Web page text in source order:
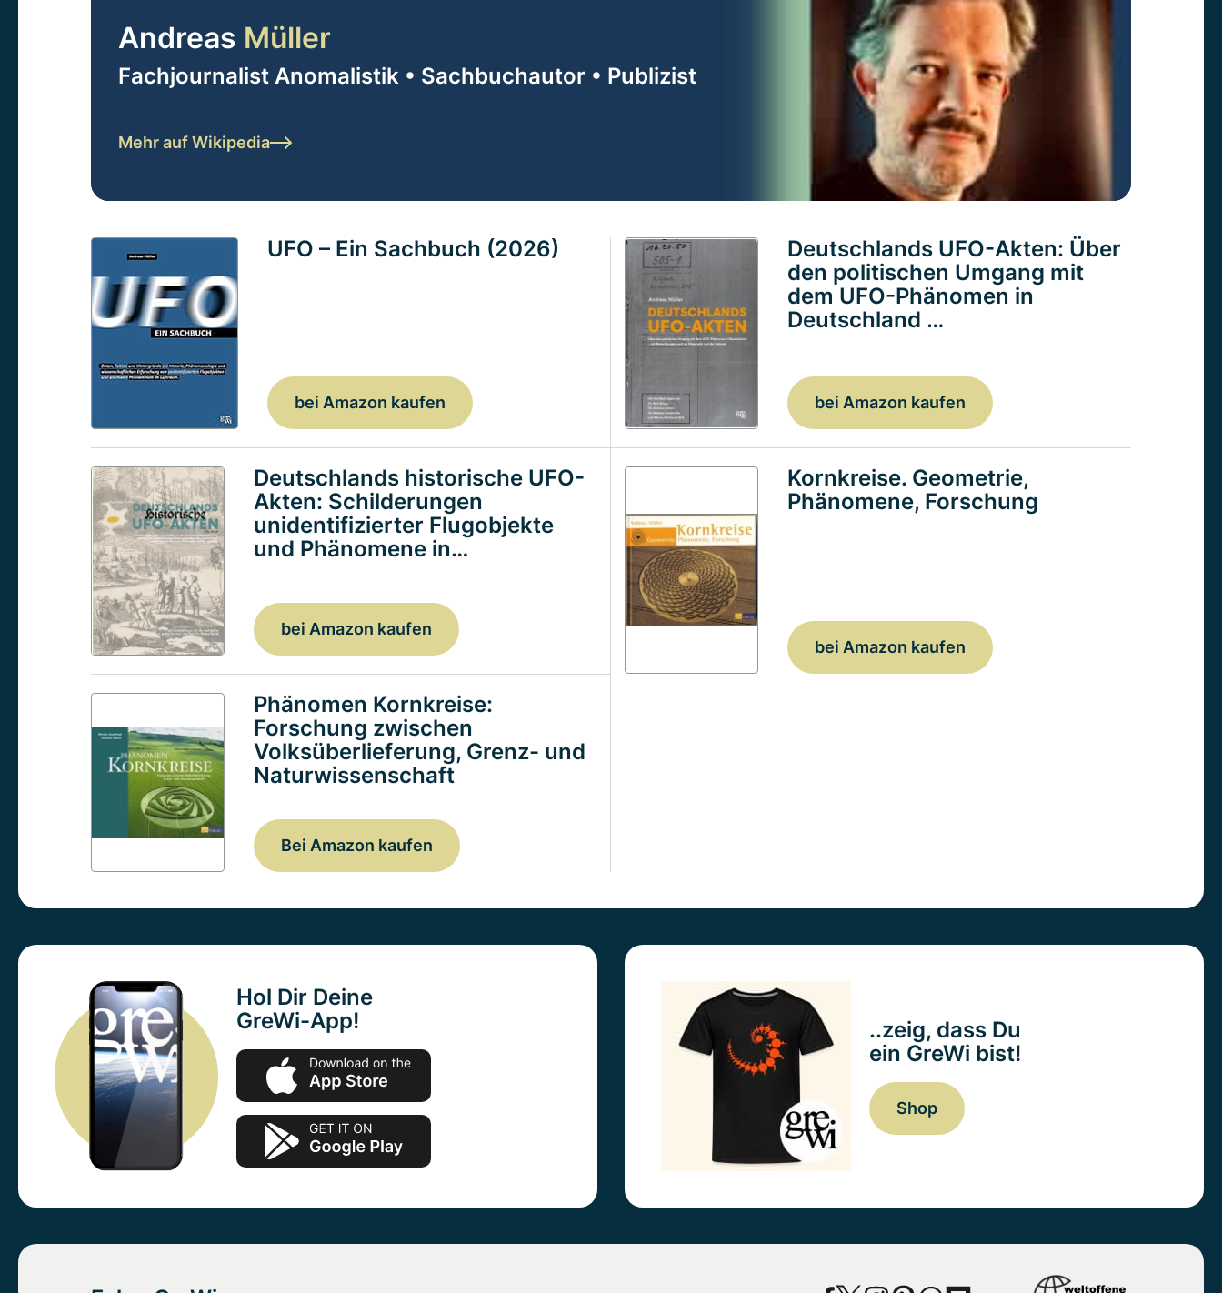
Andreas Müller
Fachjournalist Anomalistik • Sachbuchautor • Publizist
Mehr auf Wikipedia
UFO – Ein Sachbuch (2026)
bei Amazon kaufen
Deutschlands UFO-Akten: Über
den politischen Umgang mit
dem UFO-Phänomen in
Deutschland …
bei Amazon kaufen
Deutschlands historische UFO-
Akten: Schilderungen
unidentifizierter Flugobjekte
und Phänomene in…
bei Amazon kaufen
Kornkreise. Geometrie,
Phänomene, Forschung
bei Amazon kaufen
Phänomen Kornkreise:
Forschung zwischen
Volksüberlieferung, Grenz- und
Naturwissenschaft
Bei Amazon kaufen
Hol Dir Deine
GreWi-App!
..zeig, dass Du
ein GreWi bist!
Shop